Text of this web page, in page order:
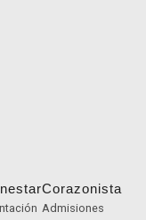
Corazonista
Admisiones